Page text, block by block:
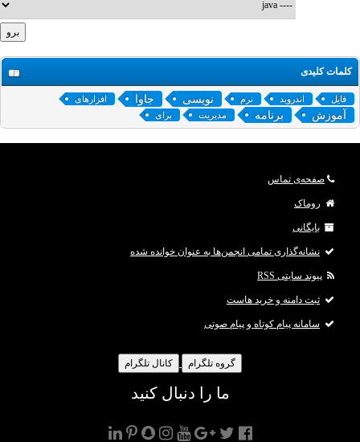
کلمات کلیدی
فایل اندروید نرم نویسی جاوا افزارهای
آموزش برنامه مدیریت برای
صفحه‌ی تماس
روماک
بایگانی
نشانه‌گذاری تمامی انجمن‌ها به عنوان خوانده شده
پیوند سایتی RSS
ثبت دامنه و خرید هاست
سامانه پیام کوتاه و پیام صوتی
گروه تلگرام کانال تلگرام
ما را دنبال کنید